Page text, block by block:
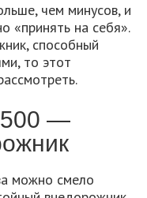
чем минусов, и
«принять на себя».
способный
то этот
500 —
можно смело